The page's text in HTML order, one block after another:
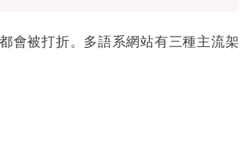
會被打折。多語系網站有三種主流架